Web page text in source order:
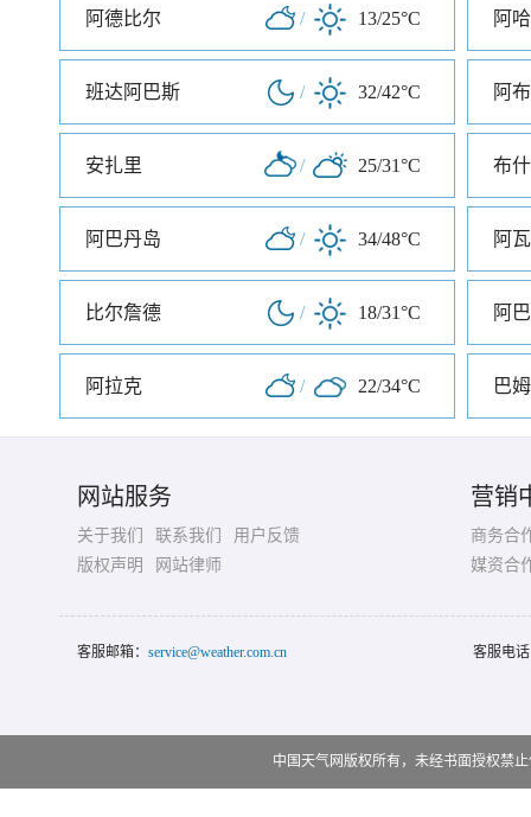
阿德比尔 / 13/25°C 阿
班达阿巴斯 / 32/42°C 阿
安扎里 / 25/31°C 布
阿巴丹岛 / 34/48°C 阿
比尔詹德 / 18/31°C 阿
阿拉克 / 22/34°C 巴姆
网站服务
关于我们 联系我们
用户反馈
版权声明
网站律师
营销
商务合
媒资合
客服邮箱： service@weather.com.cn 客服电
中国天气网版权所有，未经书面授权